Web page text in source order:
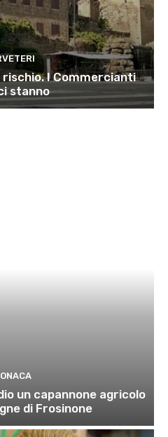
rischio. I Commercianti
stanno
un capannone agricolo
di Frosinone